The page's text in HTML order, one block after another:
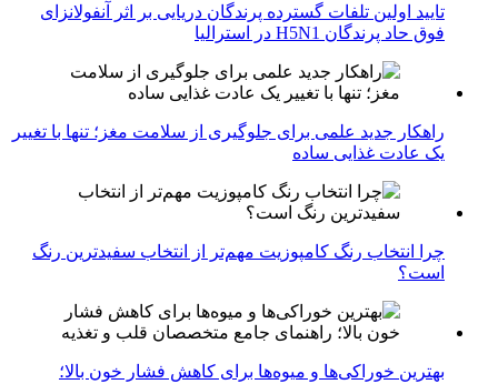
تایید اولین تلفات گسترده پرندگان دریایی بر اثر آنفولانزای
فوق حاد پرندگان H5N1 در استرالیا
راهکار جدید علمی برای جلوگیری از سلامت مغز؛ تنها با تغییر
یک عادت غذایی ساده
چرا انتخاب رنگ کامپوزیت مهم‌تر از انتخاب سفیدترین رنگ
است؟
بهترین خوراکی‌ها و میوه‌ها برای کاهش فشار خون بالا؛